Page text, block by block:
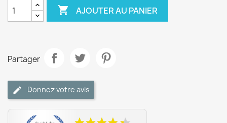
 AJOUTER AU PANIER
Partager
Donnez votre avis